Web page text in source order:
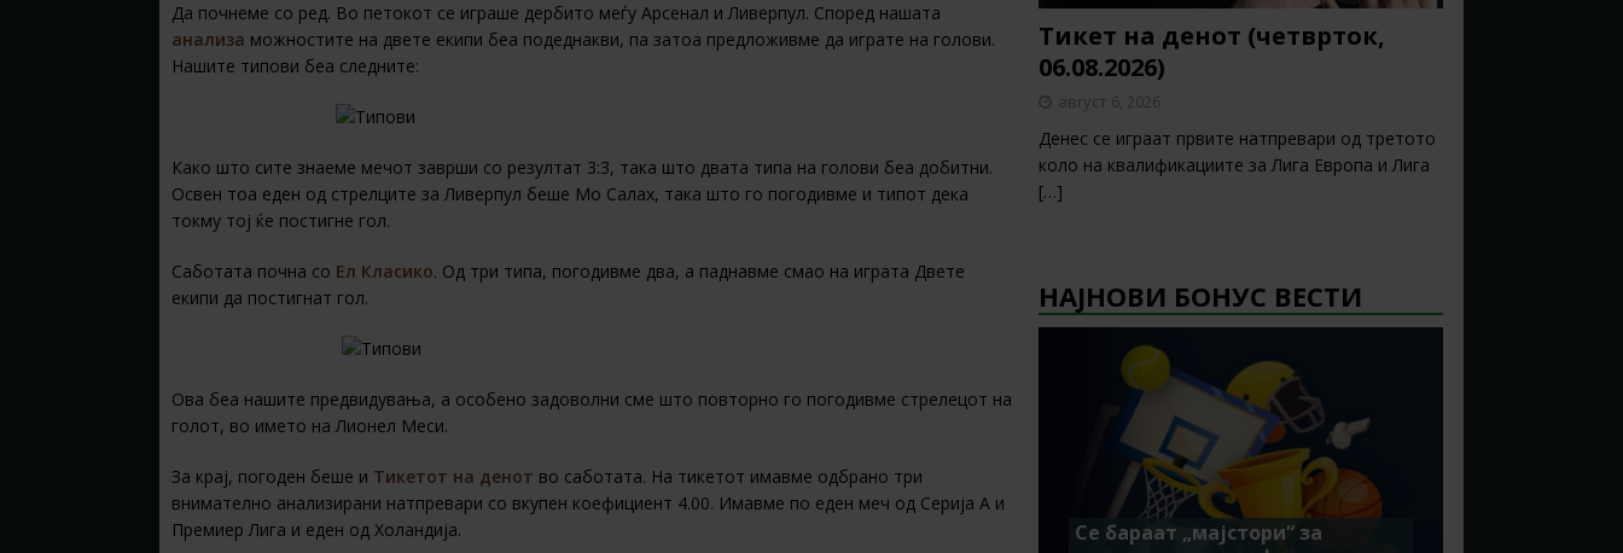
Да почнеме со ред. Во петокот се играше дербито меѓу Арсенал и Ливерпул. Според нашата
анализа можностите на двете екипи беа подеднакви, па затоа предложивме да играте на голови.
Нашите типови беа следните:
Како што сите знаеме мечот заврши со резултат 3:3, така што двата типа на голови беа добитни.
Освен тоа еден од стрелците за Ливерпул беше Мо Салах, така што го погодивме и типот дека
токму тој ќе постигне гол.
Саботата почна со Ел Класико. Од три типа, погодивме два, а паднавме смао на играта Двете
екипи да постигнат гол.
Ова беа нашите предвидувања, а особено задоволни сме што повторно го погодивме стрелецот на
голот, во името на Лионел Меси.
За крај, погоден беше и Тикетот на денот во саботата. На тикетот имавме одбрано три
внимателно анализирани натпревари со вкупен коефициент 4.00. Имавме по еден меч од Серија А и
Премиер Лига и еден од Холандија.
Тикет на денот (четврток,
06.08.2026)
август 6, 2026
Денес се играат првите натпревари од третото
коло на квалификациите за Лига Европа и Лига
[…]
НАЈНОВИ БОНУС ВЕСТИ
Се бараат „мајстори“ за